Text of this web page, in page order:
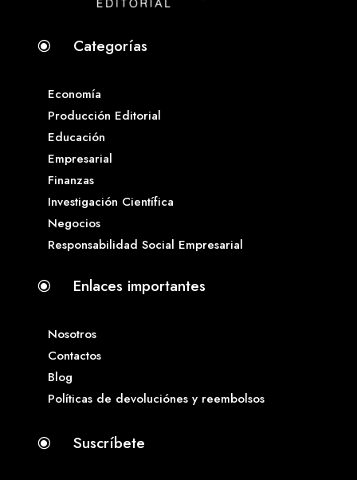
\ Categorías
Economía
Producción Editorial
Educación
Empresarial
Finanzas
Investigación Científica
Negocios
Responsabilidad Social Empresarial
\ Enlaces importantes
Nosotros
Contactos
Blog
Políticas de devoluciónes y reembolsos
\ Suscríbete